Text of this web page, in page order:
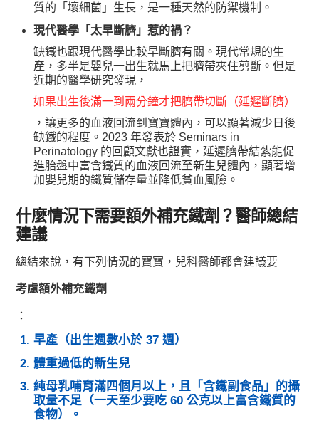
質的「壞細菌」生長，是一種天然的防禦機制。
現代醫學「太早斷臍」惹的禍？
缺鐵也跟現代醫學比較早斷臍有關。現代常規的生
產，多半是嬰兒一出生就馬上把臍帶夾住剪斷。但是
近期的醫學研究發現，
如果出生後滿一到兩分鐘才把臍帶切斷（延遲斷臍）
，讓更多的血液回流到寶寶體內，可以顯著減少日後
缺鐵的程度。2023 年發表於 Seminars in
Perinatology 的回顧文獻也證實，延遲臍帶結紮能促
進胎盤中富含鐵質的血液回流至新生兒體內，顯著增
加嬰兒期的鐵質儲存量並降低貧血風險。
什麼情況下需要額外補充鐵劑？醫師總結
建議
總結來說，有下列情況的寶寶，兒科醫師都會建議要
考慮額外補充鐵劑
：
早產（出生週數小於 37 週）
體重過低的新生兒
純母乳哺育滿四個月以上，且「含鐵副食品」的攝
取量不足（一天至少要吃 60 公克以上富含鐵質的
食物）。